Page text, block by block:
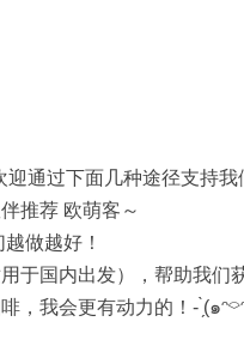
通过下面几种途径支持我
推荐 欧萌客～
做越好！
用于国内出发），帮助我们
，我会更有动力的！- ̗̀(๑